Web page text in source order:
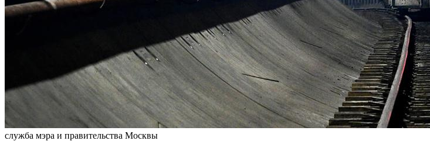
служба мэра и правительства Москвы